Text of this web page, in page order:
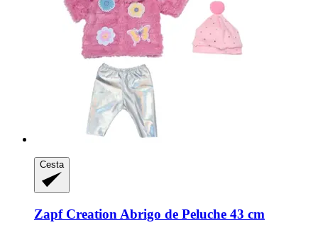
Cesta
Zapf Creation Abrigo de Peluche 43 cm